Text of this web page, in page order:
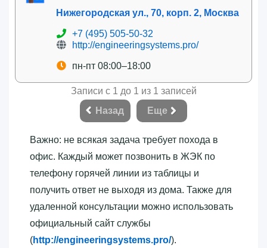
Нижегородская ул., 70, корп. 2, Москва
+7 (495) 505-50-32
http://engineeringsystems.pro/
пн-пт 08:00–18:00
Записи с 1 до 1 из 1 записей
Назад
Еще
Важно: не всякая задача требует похода в
офис. Каждый может позвонить в ЖЭК по
телефону горячей линии из таблицы и
получить ответ не выходя из дома. Также для
удаленной консультации можно использовать
официальный сайт службы
(http://engineeringsystems.pro/).